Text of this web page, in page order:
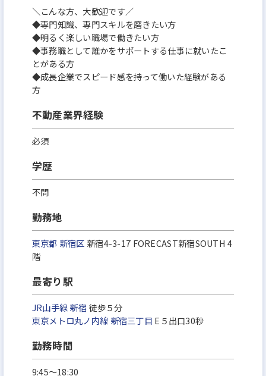
・夏季 9連休
・年末年始 11連休
賃貸管理でこれほど休める環境は非常に稀です。
◆ムチャぶりなし・担当範囲が明確
売買・仕入・管理の役割分担が整っており、
PM業務に専念できます。
◆社員を大切にする文化
社内イベントは “月1回以上”。
社員同士の仲の良さは当社の強みです。
■未経験から “市場価値の高いPM人材” に成長でき
る理由
◆教育制度が圧倒的
・未経験者向け基礎研修
＼こんな方、大歓迎です／
◆専門知識、専門スキルを磨きたい方
◆明るく楽しい職場で働きたい方
◆事務職として誰かをサポートする仕事に就いたこ
とがある方
◆成長企業でスピード感を持って働いた経験がある
方
不動産業界経験
必須
学歴
不問
勤務地
東京都 新宿区 新宿4-3-17 FORECAST新宿SOUTH 4
階
最寄り駅
JR山手線新宿 徒歩５分
東京メトロ丸ノ内線 新宿三丁目 E５出口30秒
勤務時間
9:45～18:30